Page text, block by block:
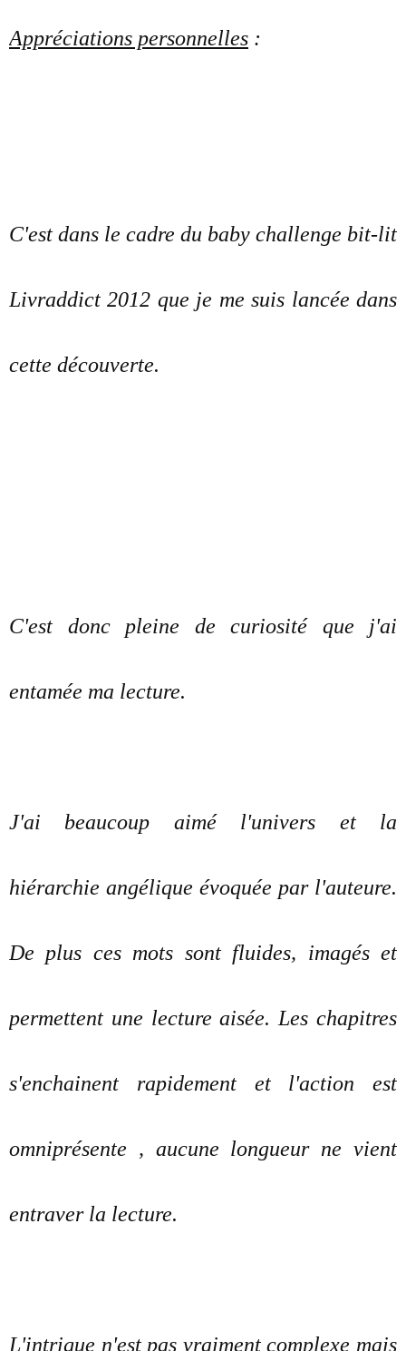
Appréciations personnelles :
C'est dans le cadre du baby challenge bit-lit
Livraddict 2012 que je me suis lancée dans
cette découverte.
C'est donc pleine de curiosité que j'ai
entamée ma lecture.
J'ai beaucoup aimé l'univers et la
hiérarchie angélique évoquée par l'auteure.
De plus ces mots sont fluides, imagés et
permettent une lecture aisée. Les chapitres
s'enchainent rapidement et l'action est
omniprésente , aucune longueur ne vient
entraver la lecture.
L'intrigue n'est pas vraiment complexe mais